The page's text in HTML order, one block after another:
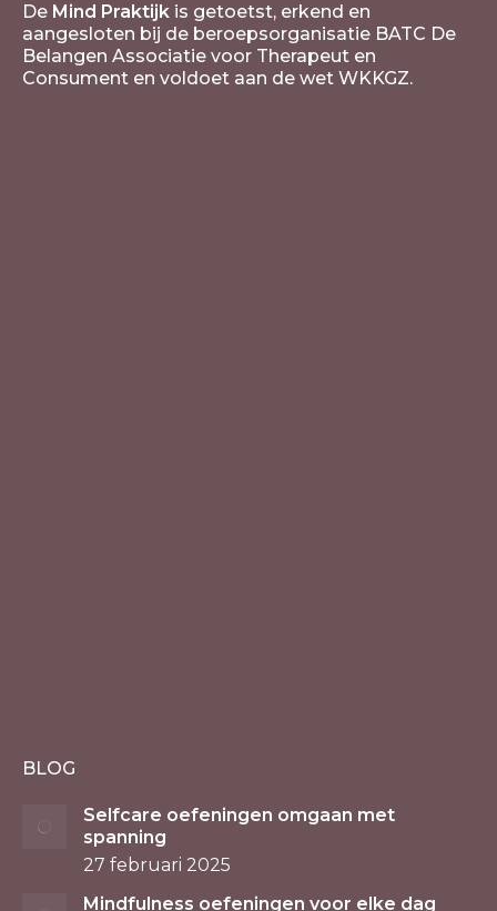
De Mind Praktijk is getoetst, erkend en
aangesloten bij de beroepsorganisatie BATC De
Belangen Associatie voor Therapeut en
Consument en voldoet aan de wet WKKGZ.
BLOG
Selfcare oefeningen omgaan met
spanning
27 februari 2025
Mindfulness oefeningen voor elke dag